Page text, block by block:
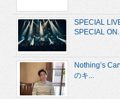
SPECIAL
SPECIAL
Nothing’s
のキ...